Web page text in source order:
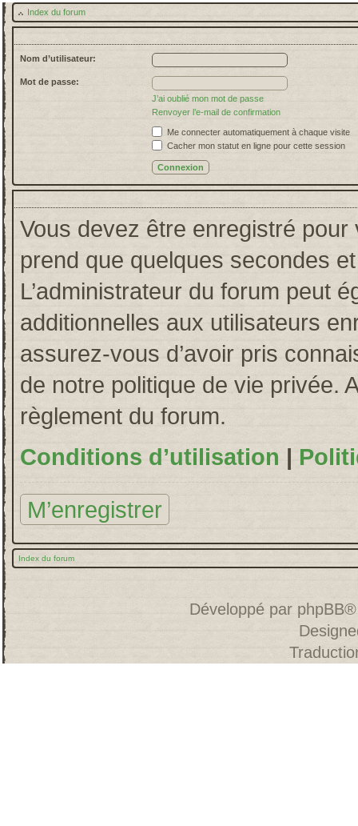
Index du forum
Nom d’utilisateur:
Mot de passe:
J’ai oublié mon mot de passe
Renvoyer l’e-mail de confirmation
Me connecter automatiquement à chaque visite
Cacher mon statut en ligne pour cette session
Vous devez être enregistré pour
prend que quelques secondes
L’administrateur du forum peut
additionnelles aux utilisateurs
assurez-vous d’avoir pris
de notre politique de vie privée.
règlement du forum.
Conditions d’utilisation |
M’enregistrer
Index du forum
Développé par phpBB®